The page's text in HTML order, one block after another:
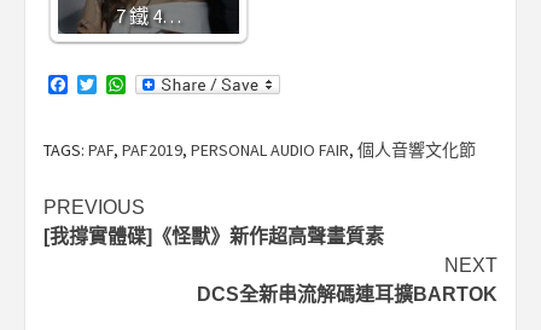
7 鐵 4…
Facebook
TwitterWhatsApp
TAGS: PAF, PAF2019, PERSONAL AUDIO FAIR, 個人音響文化節
Post
navigation
PREVIOUS
[我撐實體碟]《怪獸》新作超高聲畫質素
NEXT
DCS全新串流解碼連耳擴BARTOK